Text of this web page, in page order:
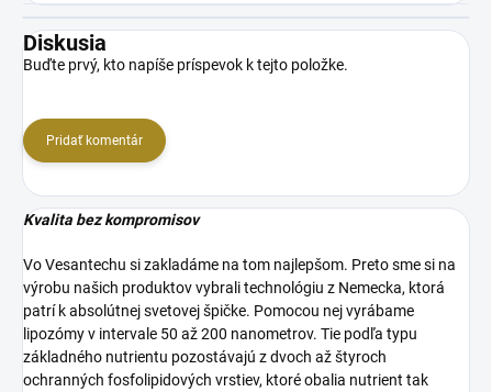
Diskusia
Buďte prvý, kto napíše príspevok k tejto položke.
Pridať komentár
Kvalita bez kompromisov
Vo Vesantechu si zakladáme na tom najlepšom. Preto sme si na
výrobu našich produktov vybrali technológiu z Nemecka, ktorá
patrí k absolútnej svetovej špičke. Pomocou nej vyrábame
lipozómy v intervale 50 až 200 nanometrov. Tie podľa typu
základného nutrientu pozostávajú z dvoch až štyroch
ochranných fosfolipidových vrstiev, ktoré obalia nutrient tak